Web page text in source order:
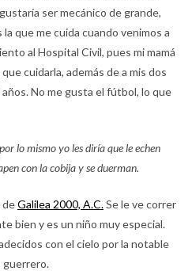
ser mecánico de grande,
que me cuida cuando venimos a
al Hospital Civil, pues mi mamá
cuidarla, además de a mis dos
No me gusta el fútbol, lo que
lo mismo yo les diría que le echen
con la cobija y se duerman.
deGalilea 2000, A.C.Se le ve correr
bien y es un niño muy especial.
con el cielo por la notable
guerrero.